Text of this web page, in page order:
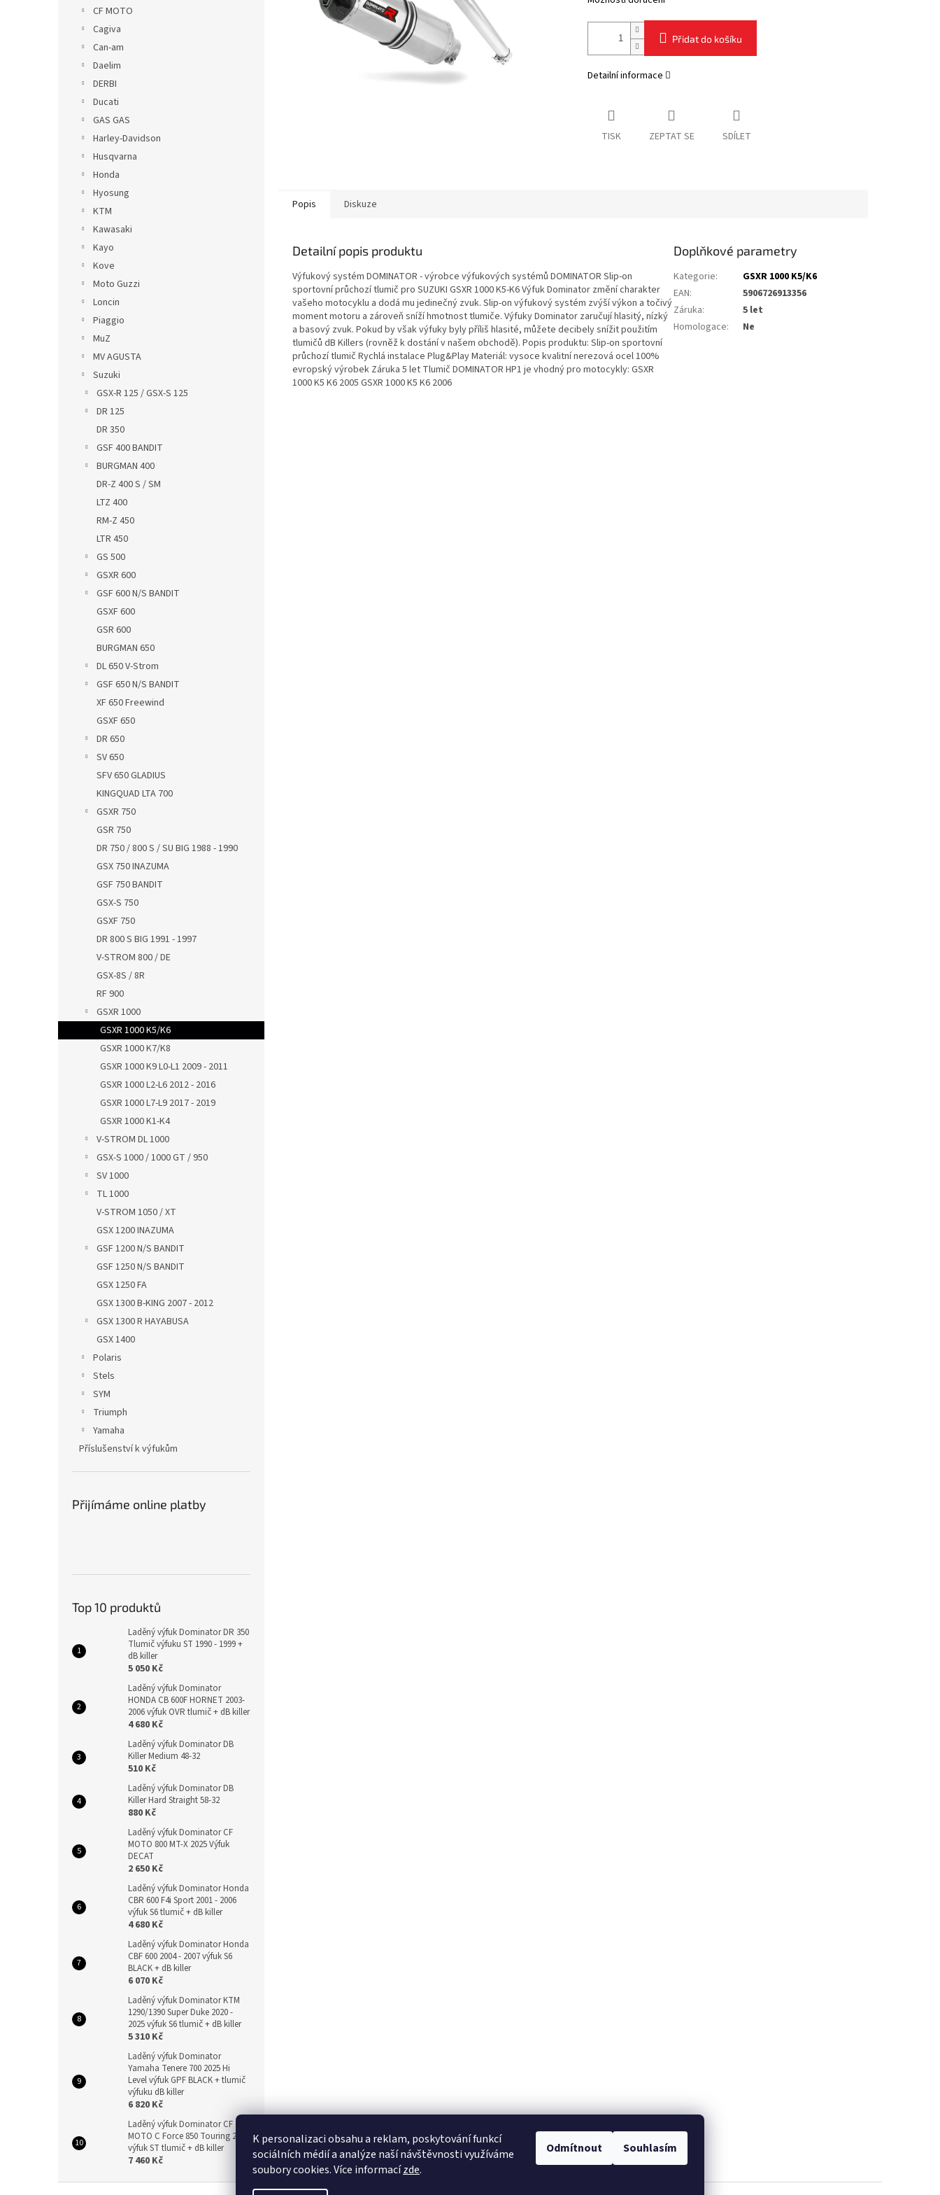
K personalizaci obsahu a reklam, poskytování funkcí
sociálních médií a analýze naší návštěvnosti využíváme
soubory cookies. Více informacízde.
Odmítnout Souhlasím
CF MOTO
Cagiva
Can-am
Daelim
DERBI
Ducati
GAS GAS
Harley-Davidson
Husqvarna
Honda
Hyosung
KTM
Kawasaki
Kayo
Kove
Moto Guzzi
Loncin
Piaggio
MuZ
MV AGUSTA
Suzuki
GSX-R 125 / GSX-S 125
DR 125
DR 350
GSF 400 BANDIT
BURGMAN 400
DR-Z 400 S / SM
LTZ 400
RM-Z 450
LTR 450
GS 500
GSXR 600
GSF 600 N/S BANDIT
GSXF 600
GSR 600
BURGMAN 650
DL 650 V-Strom
GSF 650 N/S BANDIT
XF 650 Freewind
GSXF 650
DR 650
SV 650
SFV 650 GLADIUS
KINGQUAD LTA 700
GSXR 750
GSR 750
DR 750 / 800 S / SU BIG 1988 - 1990
GSX 750 INAZUMA
GSF 750 BANDIT
GSX-S 750
GSXF 750
DR 800 S BIG 1991 - 1997
V-STROM 800 / DE
GSX-8S / 8R
RF 900
GSXR 1000
GSXR 1000 K5/K6
GSXR 1000 K7/K8
GSXR 1000 K9 L0-L1 2009 - 2011
GSXR 1000 L2-L6 2012 - 2016
GSXR 1000 L7-L9 2017 - 2019
GSXR 1000 K1-K4
V-STROM DL 1000
GSX-S 1000 / 1000 GT / 950
SV 1000
TL 1000
V-STROM 1050 / XT
GSX 1200 INAZUMA
GSF 1200 N/S BANDIT
GSF 1250 N/S BANDIT
GSX 1250 FA
GSX 1300 B-KING 2007 - 2012
GSX 1300 R HAYABUSA
GSX 1400
Polaris
Stels
SYM
Triumph
Yamaha
Příslušenství k výfukům
Přijímáme online platby
Top 10 produktů
Laděný výfuk Dominator DR 350
Tlumič výfuku ST 1990 - 1999 +
dB killer
5 050 Kč
Laděný výfuk Dominator
HONDA CB 600F HORNET 2003-
2006 výfuk OVR tlumič + dB killer
4 680 Kč
Laděný výfuk Dominator DB
Killer Medium 48-32
510 Kč
Laděný výfuk Dominator DB
Killer Hard Straight 58-32
880 Kč
Laděný výfuk Dominator CF
MOTO 800 MT-X 2025 Výfuk
DECAT
2 650 Kč
Laděný výfuk Dominator Honda
CBR 600 F4i Sport 2001 - 2006
výfuk S6 tlumič + dB killer
4 680 Kč
Laděný výfuk Dominator Honda
CBF 600 2004 - 2007 výfuk S6
BLACK + dB killer
6 070 Kč
Laděný výfuk Dominator KTM
1290/1390 Super Duke 2020 -
2025 výfuk S6 tlumič + dB killer
5 310 Kč
Laděný výfuk Dominator
Yamaha Tenere 700 2025 Hi
Level výfuk GPF BLACK + tlumič
výfuku dB killer
6 820 Kč
Laděný výfuk Dominator CF
MOTO C Force 850 Touring 2024
výfuk ST tlumič + dB killer
7 460 Kč
Přidat do košíku
Detailní informace
TISK ZEPTAT SE SDÍLET
Popis Diskuze
Detailní popis produktu
Výfukový systém DOMINATOR - výrobce výfukových systémů DOMINATOR Slip-on
sportovní průchozí tlumič pro SUZUKI GSXR 1000 K5-K6 Výfuk Dominator změní charakter
vašeho motocyklu a dodá mu jedinečný zvuk. Slip-on výfukový systém zvýší výkon a točivý
moment motoru a zároveň sníží hmotnost tlumiče. Výfuky Dominator zaručují hlasitý, nízký
a basový zvuk. Pokud by však výfuky byly příliš hlasité, můžete decibely snížit použitím
tlumičů dB Killers (rovněž k dostání v našem obchodě). Popis produktu: Slip-on sportovní
průchozí tlumič Rychlá instalace Plug&Play Materiál: vysoce kvalitní nerezová ocel 100%
evropský výrobek Záruka 5 let Tlumič DOMINATOR HP1 je vhodný pro motocykly: GSXR
1000 K5 K6 2005 GSXR 1000 K5 K6 2006
Doplňkové parametry
Kategorie:
GSXR 1000 K5/K6
EAN:
5906726913356
Záruka:
5 let
Homologace: Ne